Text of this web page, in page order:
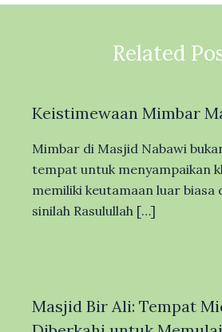
Related
Keistimewaan Mimbar
Mimbar di Masjid Nabawi
tempat untuk menyampaikan
memiliki keutamaan luar biasa
sinilah Rasulullah […]
Masjid Bir Ali: Tempat